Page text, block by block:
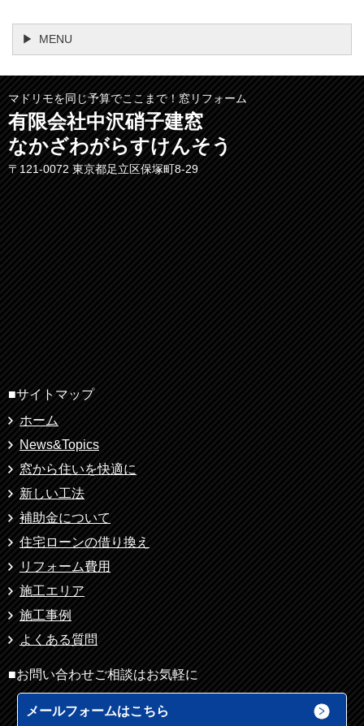
MENU
マドリモを同じ予算でここまで！窓リフォーム
有限会社中沢硝子建窓
なかざわがらすけんそう
〒121-0072 東京都足立区保塚町8-29
■サイトマップ
ホーム
News&Topics
窓から住いを快適に
新しい工法
補助金について
住宅ローンの借り換え
リフォーム費用
施工エリア
施工事例
よくある質問
■お問い合わせご相談はお気軽に
メールフォームはこちら